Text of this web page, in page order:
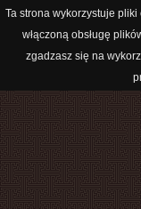
Ta strona wykorzystuje
włączoną obsługę
zgadzasz się na